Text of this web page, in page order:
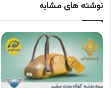
نوشته های مشابه